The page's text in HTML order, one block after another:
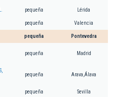
pequeña Lérida
pequeña Valencia
pequeña Pontevedra
pequeña Madrid
pequeña Arava,Álava
pequeña Sevilla